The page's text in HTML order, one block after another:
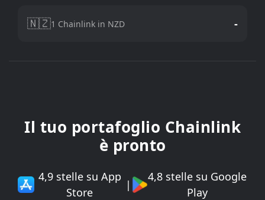
🇳🇿1 Chainlink in NZD -
Il tuo portafoglio Chainlink
è pronto
4,9 stelle su App
Store
|
4,8 stelle su Google
Play